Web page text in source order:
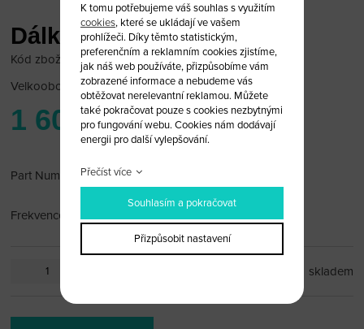
Dálkové Ovládání KIA
Kód zboží: KD/95430
Velkoobchodní cena:po přihlášení
1 600 Kč
Part Number: 95430 4D090
Frekvence 315 Mhz
skladem
K tomu potřebujeme váš souhlas s využitím
cookies, které se ukládají ve vašem
prohlížeči. Díky těmto statistickým,
preferenčním a reklamním cookies zjistíme,
jak náš web používáte, přizpůsobíme vám
zobrazené informace a nebudeme vás
obtěžovat nerelevantní reklamou. Můžete
také pokračovat pouze s cookies nezbytnými
pro fungování webu. Cookies nám dodávají
energii pro další vylepšování.
Přečíst více
Souhlasím a pokračovat
Přizpůsobit nastavení